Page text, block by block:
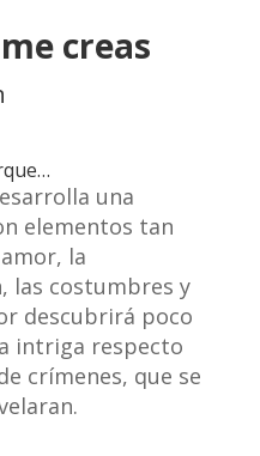
creas
una
elementos tan
la
las costumbres y
descubrirá poco
intriga respecto
crímenes, que se